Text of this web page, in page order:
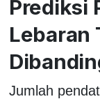
Prediksi
Lebaran
Jumlah